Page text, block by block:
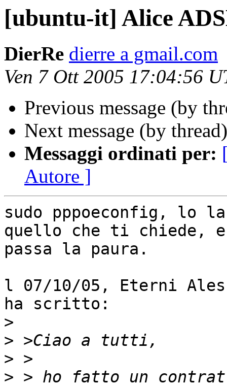
[ubuntu-it] Alice
DierRe dierre a gmail.com
Ven 7 Ott 2005 17:04:56
Previous message (by
Next message (by
Messaggi ordinati per:
Autore ]
sudo pppoeconfig, lo
quello che ti chiede, e
passa la paura.
l 07/10/05, Eterni
ha scritto:
>
>
>
> > ho fatto un